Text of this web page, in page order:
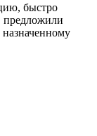
быстро
предложили